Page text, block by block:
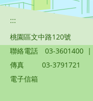
:::
桃園區文中路120號
聯絡電話
03-3601400 |
傳真
03-3791721
電子信箱